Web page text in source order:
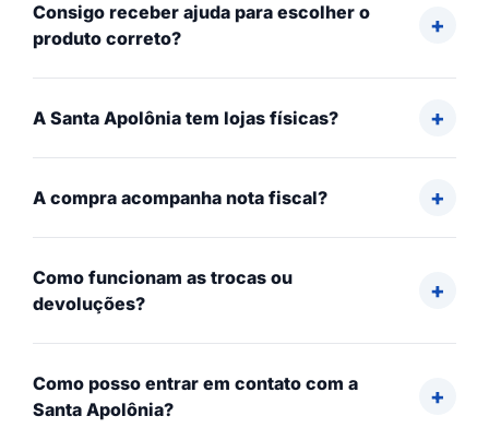
Consigo receber ajuda para escolher o
produto correto?
A Santa Apolônia tem lojas físicas?
A compra acompanha nota fiscal?
Como funcionam as trocas ou
devoluções?
Como posso entrar em contato com a
Santa Apolônia?